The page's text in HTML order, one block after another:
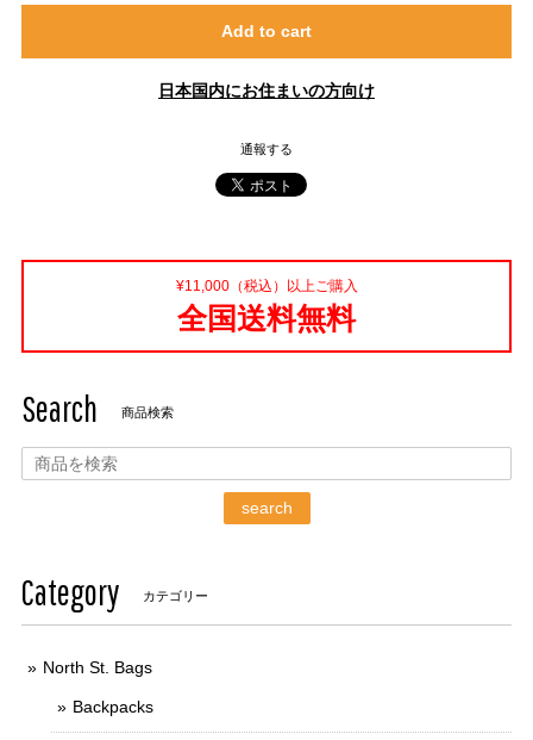
Add to cart
日本国内にお住まいの方向け
通報する
¥11,000（税込）以上ご購入
全国送料無料
Search 商品検索
search
Category カテゴリー
North St. Bags
Backpacks